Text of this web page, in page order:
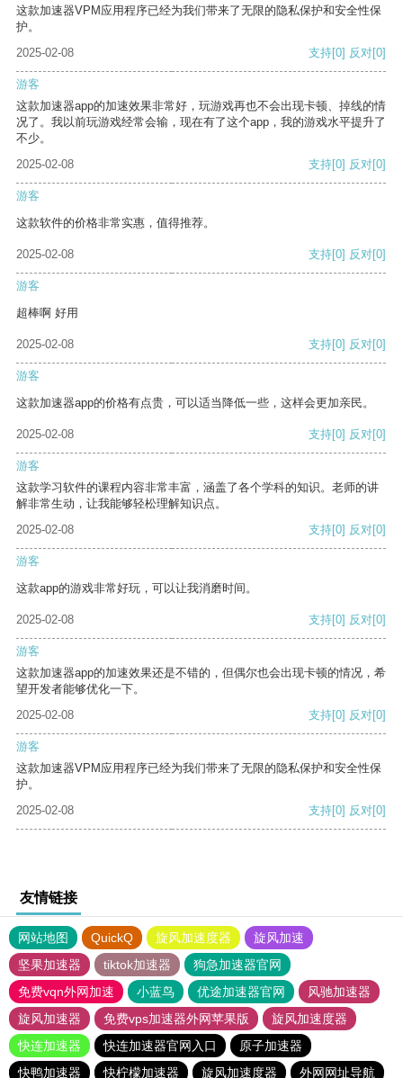
这款加速器VPM应用程序已经为我们带来了无限的隐私保护和安全性保
护。
2025-02-08
支持[0] 反对[0]
游客
这款加速器app的加速效果非常好，玩游戏再也不会出现卡顿、掉线的情
况了。我以前玩游戏经常会输，现在有了这个app，我的游戏水平提升了
不少。
2025-02-08
支持[0] 反对[0]
游客
这款软件的价格非常实惠，值得推荐。
2025-02-08 支持[0] 反对[0]
游客
超棒啊 好用
2025-02-08 支持[0] 反对[0]
游客
这款加速器app的价格有点贵，可以适当降低一些，这样会更加亲民。
2025-02-08 支持[0] 反对[0]
游客
这款学习软件的课程内容非常丰富，涵盖了各个学科的知识。老师的讲
解非常生动，让我能够轻松理解知识点。
2025-02-08
支持[0] 反对[0]
游客
这款app的游戏非常好玩，可以让我消磨时间。
2025-02-08 支持[0] 反对[0]
游客
这款加速器app的加速效果还是不错的，但偶尔也会出现卡顿的情况，希
望开发者能够优化一下。
2025-02-08
支持[0] 反对[0]
游客
这款加速器VPM应用程序已经为我们带来了无限的隐私保护和安全性保
护。
2025-02-08
支持[0] 反对[0]
友情链接
网站地图 QuickQ 旋风加速度器
旋风加速
坚果加速器
tiktok加速器
狗急加速器官网
免费vqn外网加速
小蓝鸟 优途加速器官网
风驰加速器
旋风加速器
免费vps加速器外网苹果版
旋风加速度器
快连加速器
快连加速器官网入口
原子加速器
快鸭加速器
快柠檬加速器 旋风加速度器 外网网址导航